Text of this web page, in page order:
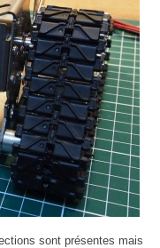
sont présentes mais